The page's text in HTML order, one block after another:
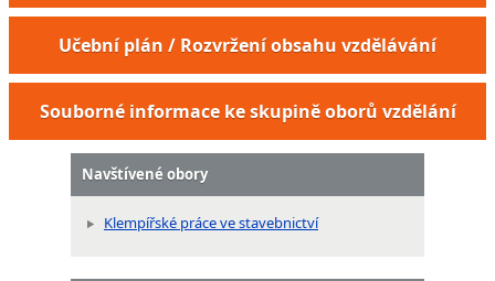
Učební plán / Rozvržení obsahu vzdělávání
Souborné informace ke skupině oborů vzdělání
Navštívené obory
Klempířské práce ve stavebnictví